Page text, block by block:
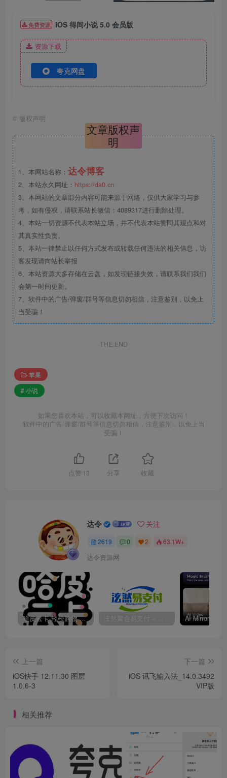
免费资源 iOS 得间小说 5.0 会员版
资源下载
夸克网盘
© 版权声明
文章版权声
明
1、本网站名称： 达令博客
2、本站永久网址： https://da0.cn
3、本网站的文章部分内容可能来源于网络，仅供大家学习与参
考，如有侵权，请联系站长微信：4089317进行删除处理。
4、本站一切资源不代表本站立场，并不代表本站赞同其观点和对
其真实性负责。
5、本站一律禁止以任何方式发布或转载任何违法的相关信息，访
客发现请向站长举报
6、本站资源大多存储在云盘，如发现链接失效，请联系我们我们
会第一时间更新。
7、软件中的广告/弹窗/群号等信息切勿相信，注意鉴别，以免上
当受骗！
THE END
苹果
# 小说
如果您喜欢本站，可以收藏本网址，方便下次访问！
软件中的广告/弹窗/群号等信息切勿相信，注意鉴别，以免上当
受骗！
点赞 13 分享 收藏
达令 关注
2619 0 2 63.1W+
达令资源网
哈皮云卡-轻松购物 即买即发
上一篇
iOS快手 12.11.30 图层
1.0.6-3
下一篇
iOS 讯飞输入法_14.0.3492
VIP版
相关推荐